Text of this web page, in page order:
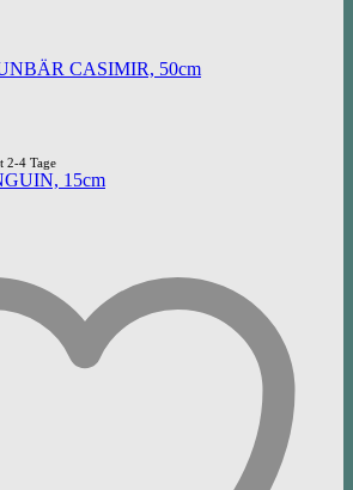
CASIMIR, 50cm
2-4 Tage